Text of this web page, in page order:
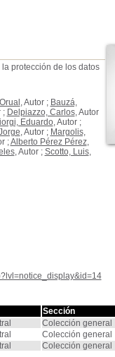
protección de los datos
, Autor ; Bauzá,
; Delpiazzo, Carlos, Autor
Eduardo, Autor ;
, Autor ; Margolis,
;Alberto Pérez Pérez,
, Autor ; Scotto, Luis,
Sección
Colección general
Colección general
Colección general